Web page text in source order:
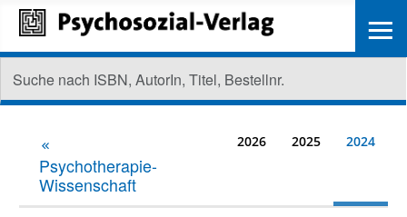
Psychotherapie-
Wissenschaft
2026 2025 2024
≡